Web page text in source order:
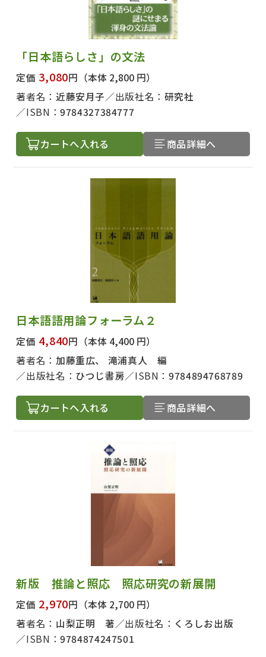
「日本語らしさ」の文法
定価 3,080円 （本体 2,800 円）
著者名： 近藤安月子 出版社名： 研究社
ISBN：9784327384777
カートへ入れる 商品詳細へ
日本語語用論フォーラム２
定価 4,840円 （本体 4,400 円）
著者名： 加藤重広、 滝浦真人 編
出版社名： ひつじ書房 ISBN：9784894768789
カートへ入れる 商品詳細へ
新版 推論と照応 照応研究の新展開
定価 2,970円 （本体 2,700 円）
著者名： 山梨正明 著 出版社名： くろしお出版
ISBN：9784874247501